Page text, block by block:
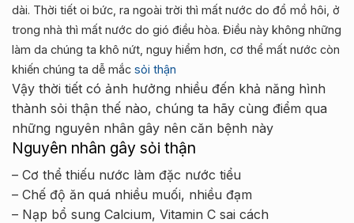
dài. Thời tiết oi bức, ra ngoài trời thì mất nước do đổ mồ hôi, ở
trong nhà thì mất nước do gió điều hòa. Điều này không những
làm da chúng ta khô nứt, nguy hiểm hơn, cơ thể mất nước còn
khiến chúng ta dễ mắc sỏi thận
Vậy thời tiết có ảnh hưởng nhiều đến khả năng hình
thành sỏi thận thế nào, chúng ta hãy cùng điểm qua
những nguyên nhân gây nên căn bệnh này
Nguyên nhân gây sỏi thận
– Cơ thể thiếu nước làm đặc nước tiểu
– Chế độ ăn quá nhiều muối, nhiều đạm
– Nạp bổ sung Calcium, Vitamin C sai cách